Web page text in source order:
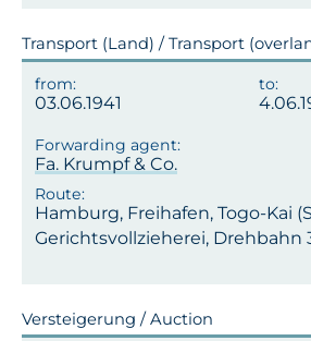
Transport (Land) / Transport
03.06.1941
Fa. Krumpf & Co.
Hamburg, Freihafen, Togo-Kai
Gerichtsvollzieherei, Drehbahn
Versteigerung / Auction